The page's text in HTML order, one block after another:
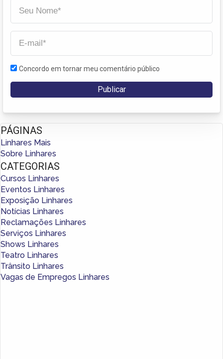
Concordo em tornar meu comentário público
PÁGINAS
Linhares Mais
Sobre Linhares
CATEGORIAS
Cursos Linhares
Eventos Linhares
Exposição Linhares
Notícias Linhares
Reclamações Linhares
Serviços Linhares
Shows Linhares
Teatro Linhares
Trânsito Linhares
Vagas de Empregos Linhares